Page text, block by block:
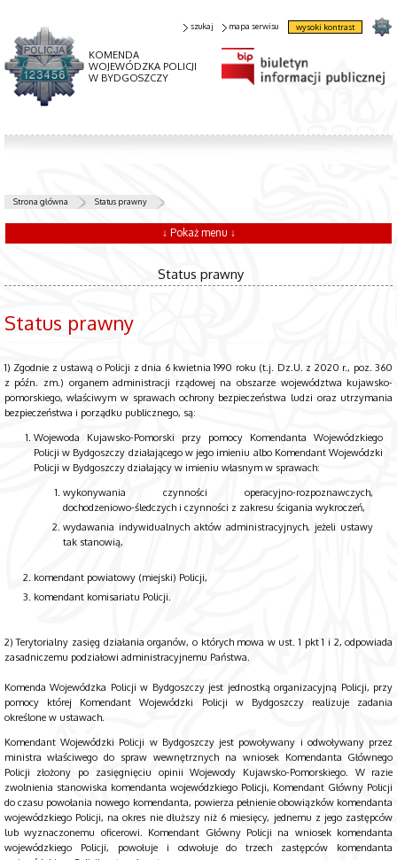
KOMENDA
WOJEWÓDZKA POLICJI
W BYDGOSZCZY
szukaj mapa serwisu wysoki kontrast
Strona główna Status prawny
↓ Pokaż menu ↓
Status prawny
Status prawny
1) Zgodnie z ustawą o Policji z dnia 6 kwietnia 1990 roku (t.j. Dz.U. z 2020 r., poz. 360
z późn. zm.) organem administracji rządowej na obszarze województwa kujawsko-
pomorskiego, właściwym w sprawach ochrony bezpieczeństwa ludzi oraz utrzymania
bezpieczeństwa i porządku publicznego, są:
Wojewoda Kujawsko-Pomorski przy pomocy Komendanta Wojewódzkiego
Policji w Bydgoszczy działającego w jego imieniu albo Komendant Wojewódzki
Policji w Bydgoszczy działający w imieniu własnym w sprawach:
wykonywania czynności operacyjno-rozpoznawczych,
dochodzeniowo-śledczych i czynności z zakresu ścigania wykroczeń,
wydawania indywidualnych aktów administracyjnych, jeżeli ustawy
tak stanowią,
komendant powiatowy (miejski) Policji,
komendant komisariatu Policji.
2) Terytorialny zasięg działania organów, o których mowa w ust. 1 pkt 1 i 2, odpowiada
zasadniczemu podziałowi administracyjnemu Państwa.
Komenda Wojewódzka Policji w Bydgoszczy jest jednostką organizacyjną Policji, przy
pomocy której Komendant Wojewódzki Policji w Bydgoszczy realizuje zadania
określone w ustawach.
Komendant Wojewódzki Policji w Bydgoszczy jest powoływany i odwoływany przez
ministra właściwego do spraw wewnętrznych na wniosek Komendanta Głównego
Policji złożony po zasięgnięciu opinii Wojewody Kujawsko-Pomorskiego. W razie
zwolnienia stanowiska komendanta wojewódzkiego Policji, Komendant Główny Policji
do czasu powołania nowego komendanta, powierza pełnienie obowiązków komendanta
wojewódzkiego Policji, na okres nie dłuższy niż 6 miesięcy, jednemu z jego zastępców
lub wyznaczonemu oficerowi. Komendant Główny Policji na wniosek komendanta
wojewódzkiego Policji, powołuje i odwołuje do trzech zastępców komendanta